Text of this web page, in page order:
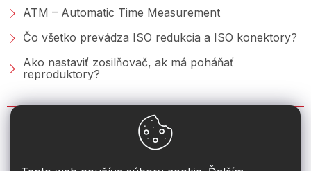
ATM – Automatic Time Measurement
Čo všetko prevádza ISO redukcia a ISO konektory?
Ako nastaviť zosilňovač, ak má poháňať
reproduktory?
KONTAKT